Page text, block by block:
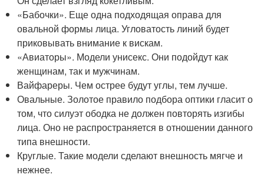
«Бабочки». Еще одна подходящая оправа для
овальной формы лица. Угловатость линий будет
приковывать внимание к вискам.
«Авиаторы». Модели унисекс. Они подойдут как
женщинам, так и мужчинам.
Вайфареры. Чем острее будут углы, тем лучше.
Овальные. Золотое правило подбора оптики гласит о
том, что силуэт ободка не должен повторять изгибы
лица. Оно не распространяется в отношении данного
типа внешности.
Круглые. Такие модели сделают внешность мягче и
нежнее.